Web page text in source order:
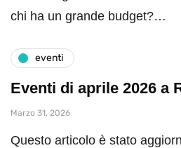
chi ha un grande budget?…
eventi
Eventi di aprile 2026 a
Marzo 31, 2026
Questo articolo è stato